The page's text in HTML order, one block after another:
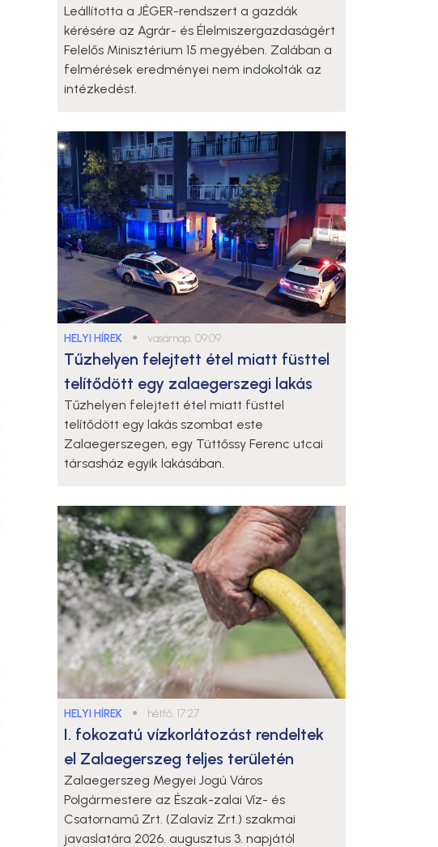
Leállította a JÉGER-rendszert a gazdák
kérésére az Agrár- és Élelmiszergazdaságért
Felelős Minisztérium 15 megyében. Zalában a
felmérések eredményei nem indokolták az
intézkedést.
HELYI HÍREK ● vasárnap, 09:09
Tűzhelyen felejtett étel miatt füsttel
telítődött egy zalaegerszegi lakás
Tűzhelyen felejtett étel miatt füsttel
telítődött egy lakás szombat este
Zalaegerszegen, egy Tüttőssy Ferenc utcai
társasház egyik lakásában.
HELYI HÍREK ● hétfő, 17:27
I. fokozatú vízkorlátozást rendeltek
el Zalaegerszeg teljes területén
Zalaegerszeg Megyei Jogú Város
Polgármestere az Észak-zalai Víz- és
Csatornamű Zrt. (Zalavíz Zrt.) szakmai
javaslatára 2026. augusztus 3. napjától